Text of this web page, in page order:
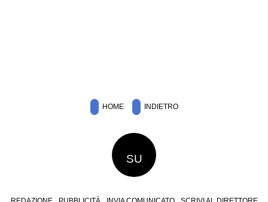
HOME INDIETRO
SU